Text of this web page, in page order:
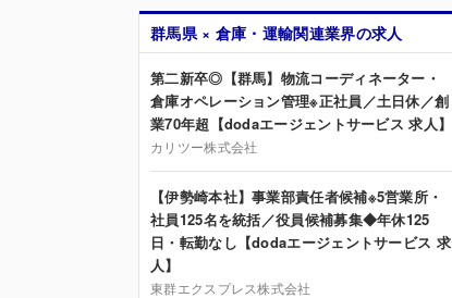
群馬県 × 倉庫・運輸関連業界の求人
第二新卒◎【群馬】物流コーディネーター・
倉庫オペレーション管理※正社員／土日休／創
業70年超【dodaエージェントサービス 求人】
カリツー株式会社
【伊勢崎本社】事業部責任者候補※5営業所・
社員125名を統括／役員候補募集◆年休125
日・転勤なし【dodaエージェントサービス 求
人】
東群エクスプレス株式会社